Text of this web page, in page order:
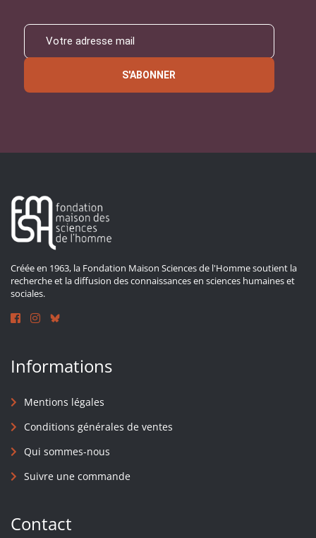
S'ABONNER
Créée en 1963, la Fondation Maison Sciences de l'Homme soutient la
recherche et la diffusion des connaissances en sciences humaines et
sociales.
Informations
Mentions légales
Conditions générales de ventes
Qui sommes-nous
Suivre une commande
Contact